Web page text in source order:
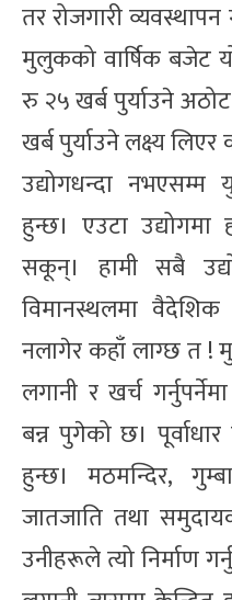
तर रोजगारी
मुलुकको वार्षिक बजेट
रु २५ खर्ब पुर्याउने
खर्ब पुर्याउने लक्ष्य लिएर
उद्योगधन्दा नभएसम्म
हुन्छ। एउटा उद्योगमा
सकून्। हामी सबै
विमानस्थलमा वैदेशिक
नलागेर कहाँ लाग्छ त !
लगानी र खर्च
बन्न पुगेको छ।
हुन्छ। मठमन्दिर,
जातजाति तथा
उनीहरूले त्यो निर्माण